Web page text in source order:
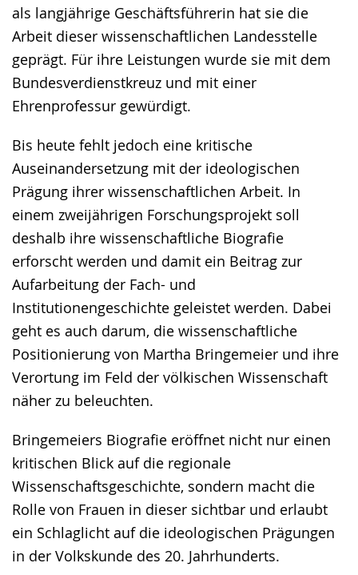
als langjährige Geschäftsführerin hat sie die
Arbeit dieser wissenschaftlichen Landesstelle
geprägt. Für ihre Leistungen wurde sie mit dem
Bundesverdienstkreuz und mit einer
Ehrenprofessur gewürdigt.
Bis heute fehlt jedoch eine kritische
Auseinandersetzung mit der ideologischen
Prägung ihrer wissenschaftlichen Arbeit. In
einem zweijährigen Forschungsprojekt soll
deshalb ihre wissenschaftliche Biografie
erforscht werden und damit ein Beitrag zur
Aufarbeitung der Fach- und
Institutionengeschichte geleistet werden. Dabei
geht es auch darum, die wissenschaftliche
Positionierung von Martha Bringemeier und ihre
Verortung im Feld der völkischen Wissenschaft
näher zu beleuchten.
Bringemeiers Biografie eröffnet nicht nur einen
kritischen Blick auf die regionale
Wissenschaftsgeschichte, sondern macht die
Rolle von Frauen in dieser sichtbar und erlaubt
ein Schlaglicht auf die ideologischen Prägungen
in der Volkskunde des 20. Jahrhunderts.